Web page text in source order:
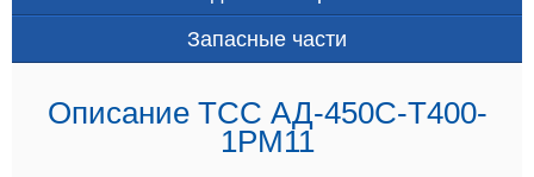
Запасные части
Описание ТСС АД-450С-Т400-
1РМ11